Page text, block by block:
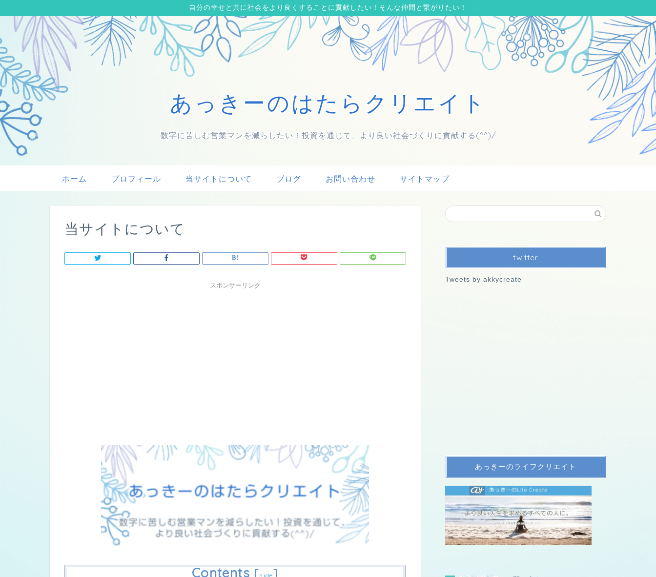
自分の幸せと共に社会をより良くすることに貢献したい！そんな仲間と繋がりたい！
あっきーのはたらクリエイト
数字に苦しむ営業マンを減らしたい！投資を通じて、より良い社会づくりに貢献する(^^)/
ホーム プロフィール 当サイトについて ブログ お問い合わせ サイトマップ
当サイトについて
スポンサーリンク
Contents [hide]
twitter
Tweets by akkycreate
あっきーのライフクリエイト